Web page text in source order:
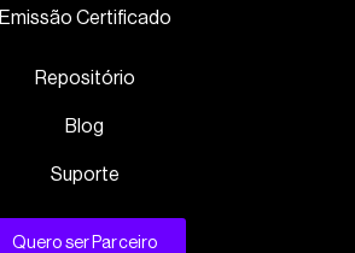
Emissão Certificado
Repositório
Blog
Suporte
Quero ser Parceiro